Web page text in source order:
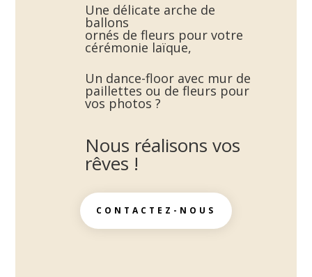
Une délicate arche de
ballons
ornés de fleurs pour votre
cérémonie laïque,
Un dance-floor avec mur de
paillettes ou de fleurs pour
vos photos ?
Nous réalisons vos
rêves !
CONTACTEZ-NOUS